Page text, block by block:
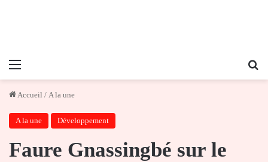
Menu
Accueil / A la une
A la une Développement
Faure Gnassingbé sur le